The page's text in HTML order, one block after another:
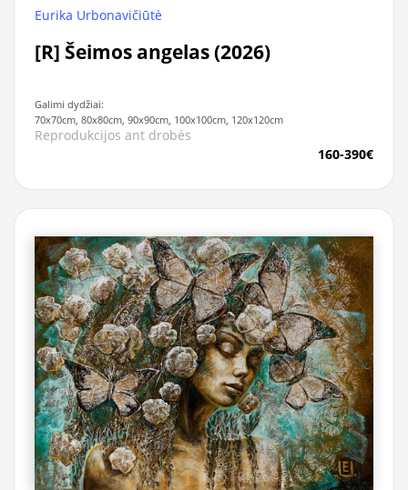
Eurika Urbonavičiūtė
[R] Šeimos angelas (2026)
Galimi dydžiai:
70x70cm, 80x80cm, 90x90cm, 100x100cm, 120x120cm
Reprodukcijos ant drobės
160-390€